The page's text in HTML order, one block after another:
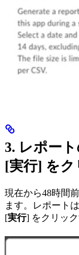
3. レポー
[実行] をク
現在から48時間
ます。レポート
[実行] をクリッ